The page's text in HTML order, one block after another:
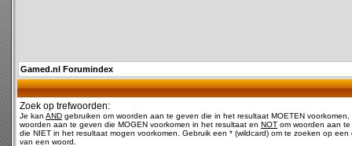
Gamed.nl Forumindex
Zoek op trefwoorden:
Je kan AND gebruiken om woorden aan te geven die in het resultaat MOETEN voorkomen,
woorden aan te geven die MOGEN voorkomen in het resultaat en NOT om woorden aan
die NIET in het resultaat mogen voorkomen. Gebruik een * (wildcard) om te zoeken op een
van een woord.